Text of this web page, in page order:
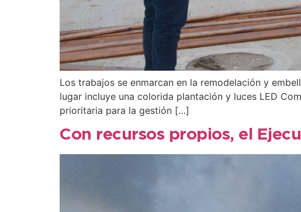
Los trabajos se enmarcan en la remodelación y
lugar incluye una colorida plantación y luces LED
prioritaria para la gestión […]
Con recursos propios, el